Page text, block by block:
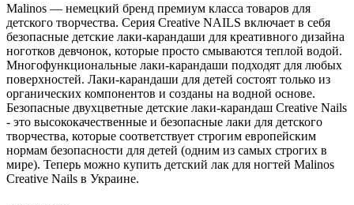
Malinos — немецкий бренд премиум класса товаров для
детского творчества. Серия Creative NAILS включает в себя
безопасные детские лаки-карандаши для креативного дизайна
ноготков девчонок, которые просто смываются теплой водой.
Многофункциональные лаки-карандаши подходят для любых
поверхностей. Лаки-карандаши для детей состоят только из
органических компонентов и созданы на водной основе.
Безопасные двухцветные детские лаки-карандаш Creative Nails
- это высококачественные и безопасные лаки для детского
творчества, которые соответствует строгим европейским
нормам безопасности для детей (одним из самых строгих в
мире). Теперь можно купить детский лак для ногтей Malinos
Creative Nails в Украине.